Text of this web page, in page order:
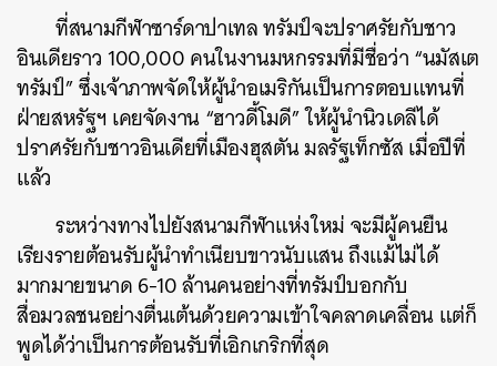
ที่สนามกีฬาซาร์ดาปาเทล ทรัมป์จะปราศรัยกับชาว
อินเดียราว 100,000 คนในงานมหกรรมที่มีชื่อว่า “นมัสเต
ทรัมป์” ซึ่งเจ้าภาพจัดให้ผู้นำอเมริกันเป็นการตอบแทนที่
ฝ่ายสหรัฐฯ เคยจัดงาน “ฮาวดี้โมดี” ให้ผู้นำนิวเดลีได้
ปราศรัยกับชาวอินเดียที่เมืองฮุสตัน มลรัฐเท็กซัส เมื่อปีที่
แล้ว
ระหว่างทางไปยังสนามกีฬาแห่งใหม่ จะมีผู้คนยืน
เรียงรายต้อนรับผู้นำทำเนียบขาวนับแสน ถึงแม้ไม่ได้
มากมายขนาด 6-10 ล้านคนอย่างที่ทรัมป์บอกกับ
สื่อมวลชนอย่างตื่นเต้นด้วยความเข้าใจคลาดเคลื่อน แต่ก็
พูดได้ว่าเป็นการต้อนรับที่เอิกเกริกที่สุด